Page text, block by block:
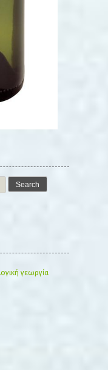
γεωργία